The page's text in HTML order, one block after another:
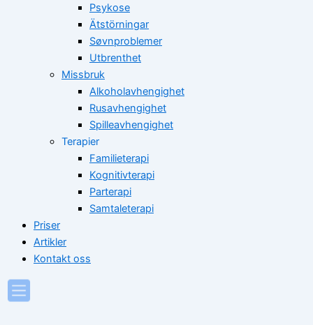
Psykose
Ätstörningar
Søvnproblemer
Utbrenthet
Missbruk
Alkoholavhengighet
Rusavhengighet
Spilleavhengighet
Terapier
Familieterapi
Kognitivterapi
Parterapi
Samtaleterapi
Priser
Artikler
Kontakt oss